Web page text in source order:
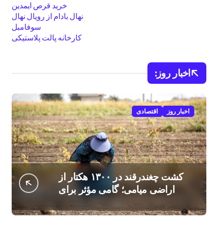
خرید قرص ایمدین
نهال بادام از رویال نهال
سوفامبل
کارخانه پالت پلاستیکی
اخبار روز:
اخبار روز اقتصادی
کشت چغندرقند در ۱۳۰۰ هکتار از
اراضی میامی؛ گامی مؤثر برای
افزایش درآمد کشاورزان